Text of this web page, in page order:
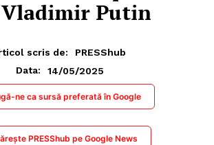
Putin
scris de:
PRESShub
Data:
14/05/2025
ne ca sursă preferată în Google
PRESShub pe Google News